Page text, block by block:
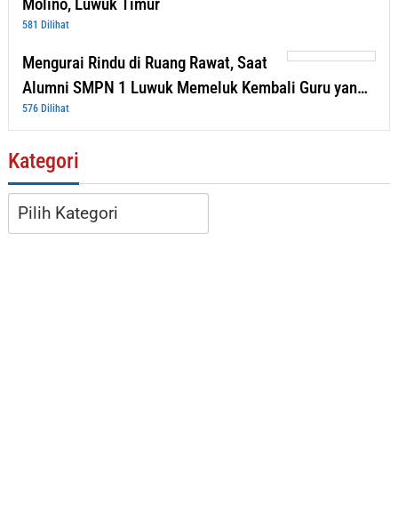
581 Dilihat
Mengurai Rindu di Ruang Rawat, Saat
Alumni SMPN 1 Luwuk Memeluk Kembali Guru yan…
576 Dilihat
Kategori
Kategori